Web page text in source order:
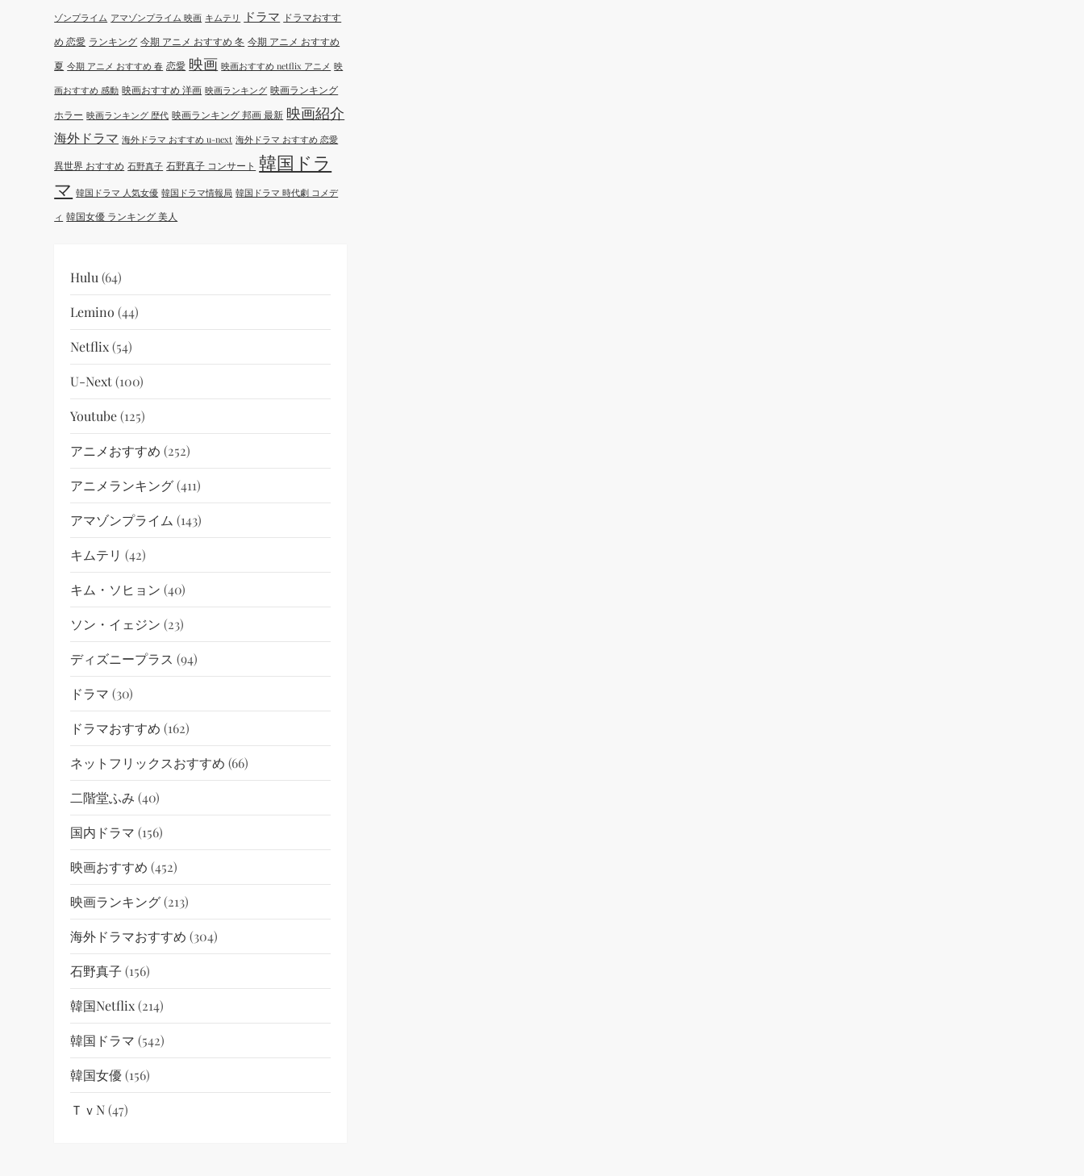
ゾンプライム アマゾンプライム 映画 キムテリ ドラマ ドラマおすす
め 恋愛 ランキング 今期 アニメ おすすめ 冬 今期 アニメ おすすめ
夏 今期 アニメ おすすめ 春 恋愛 映画 映画おすすめ netflix アニメ 映
画おすすめ 感動 映画おすすめ 洋画 映画ランキング 映画ランキング
ホラー 映画ランキング 歴代 映画ランキング 邦画 最新 映画紹介
海外ドラマ 海外ドラマ おすすめ u-next 海外ドラマ おすすめ 恋愛
異世界 おすすめ 石野真子 石野真子 コンサート 韓国ドラ
マ 韓国ドラマ 人気女優 韓国ドラマ情報局 韓国ドラマ 時代劇 コメデ
ィ 韓国女優 ランキング 美人
Hulu (64)
Lemino (44)
Netflix(54)
U-Next(100)
Youtube(125)
アニメおすすめ (252)
アニメランキング(411)
アマゾンプライム (143)
キムテリ (42)
キム・ソヒョン (40)
ソン・イェジン (23)
ディズニープラス (94)
ドラマ (30)
ドラマおすすめ (162)
ネットフリックスおすすめ (66)
二階堂ふみ (40)
国内ドラマ (156)
映画おすすめ (452)
映画ランキング(213)
海外ドラマおすすめ (304)
石野真子 (156)
韓国netflix(214)
韓国ドラマ (542)
韓国女優(156)
ＴｖN(47)